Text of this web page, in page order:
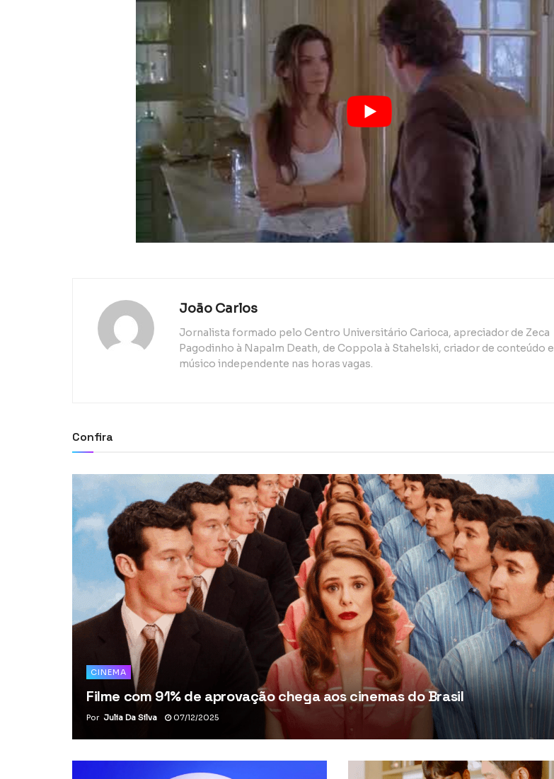
João Carlos
Jornalista formado pelo Centro Universitário Carioca, apreciador de Zeca
Pagodinho à Napalm Death, de Coppola à Stahelski, criador de conteúdo e
músico independente nas horas vagas.
Confira
CINEMA
Filme com 91% de aprovação chega aos cinemas do Brasil
Por Julia Da Silva 07/12/2025